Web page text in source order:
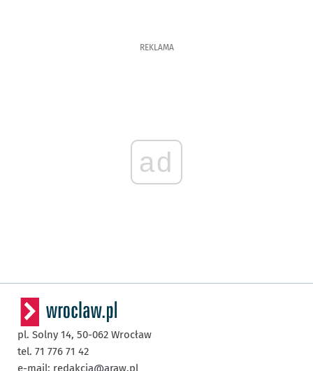
REKLAMA
ad
pl. Solny 14, 50-062 Wrocław
tel. 71 776 71 42
e-mail: redakcja@araw.pl